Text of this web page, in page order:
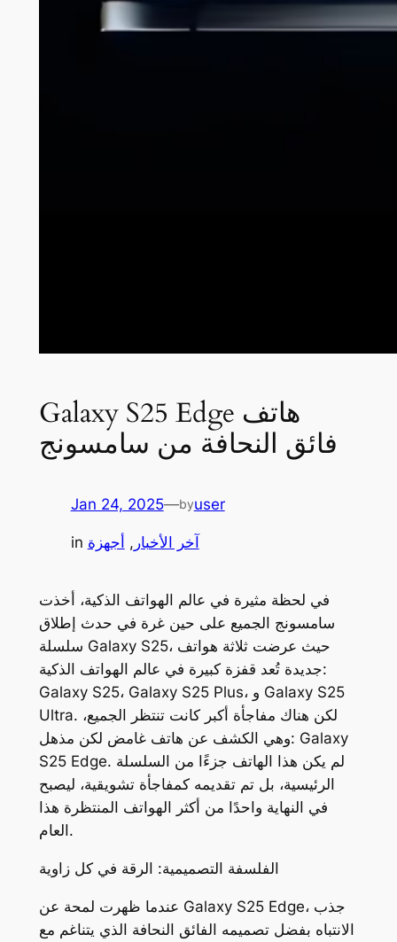
Galaxy S25 Edge هاتف
فائق النحافة من سامسونج
Jan 24, 2025—byuser
in آخر الأخبار , أجهزة
في لحظة مثيرة في عالم الهواتف الذكية، أخذت
سامسونج الجميع على حين غرة في حدث إطلاق
سلسلة Galaxy S25، حيث عرضت ثلاثة هواتف
جديدة تُعد قفزة كبيرة في عالم الهواتف الذكية:
Galaxy S25، Galaxy S25 Plus، و Galaxy S25
Ultra. لكن هناك مفاجأة أكبر كانت تنتظر الجميع،
وهي الكشف عن هاتف غامض لكن مذهل: Galaxy
S25 Edge. لم يكن هذا الهاتف جزءًا من السلسلة
الرئيسية، بل تم تقديمه كمفاجأة تشويقية، ليصبح
في النهاية واحدًا من أكثر الهواتف المنتظرة هذا
العام.
الفلسفة التصميمية: الرقة في كل زاوية
عندما ظهرت لمحة عن Galaxy S25 Edge، جذب
الانتباه بفضل تصميمه الفائق النحافة الذي يتناغم مع